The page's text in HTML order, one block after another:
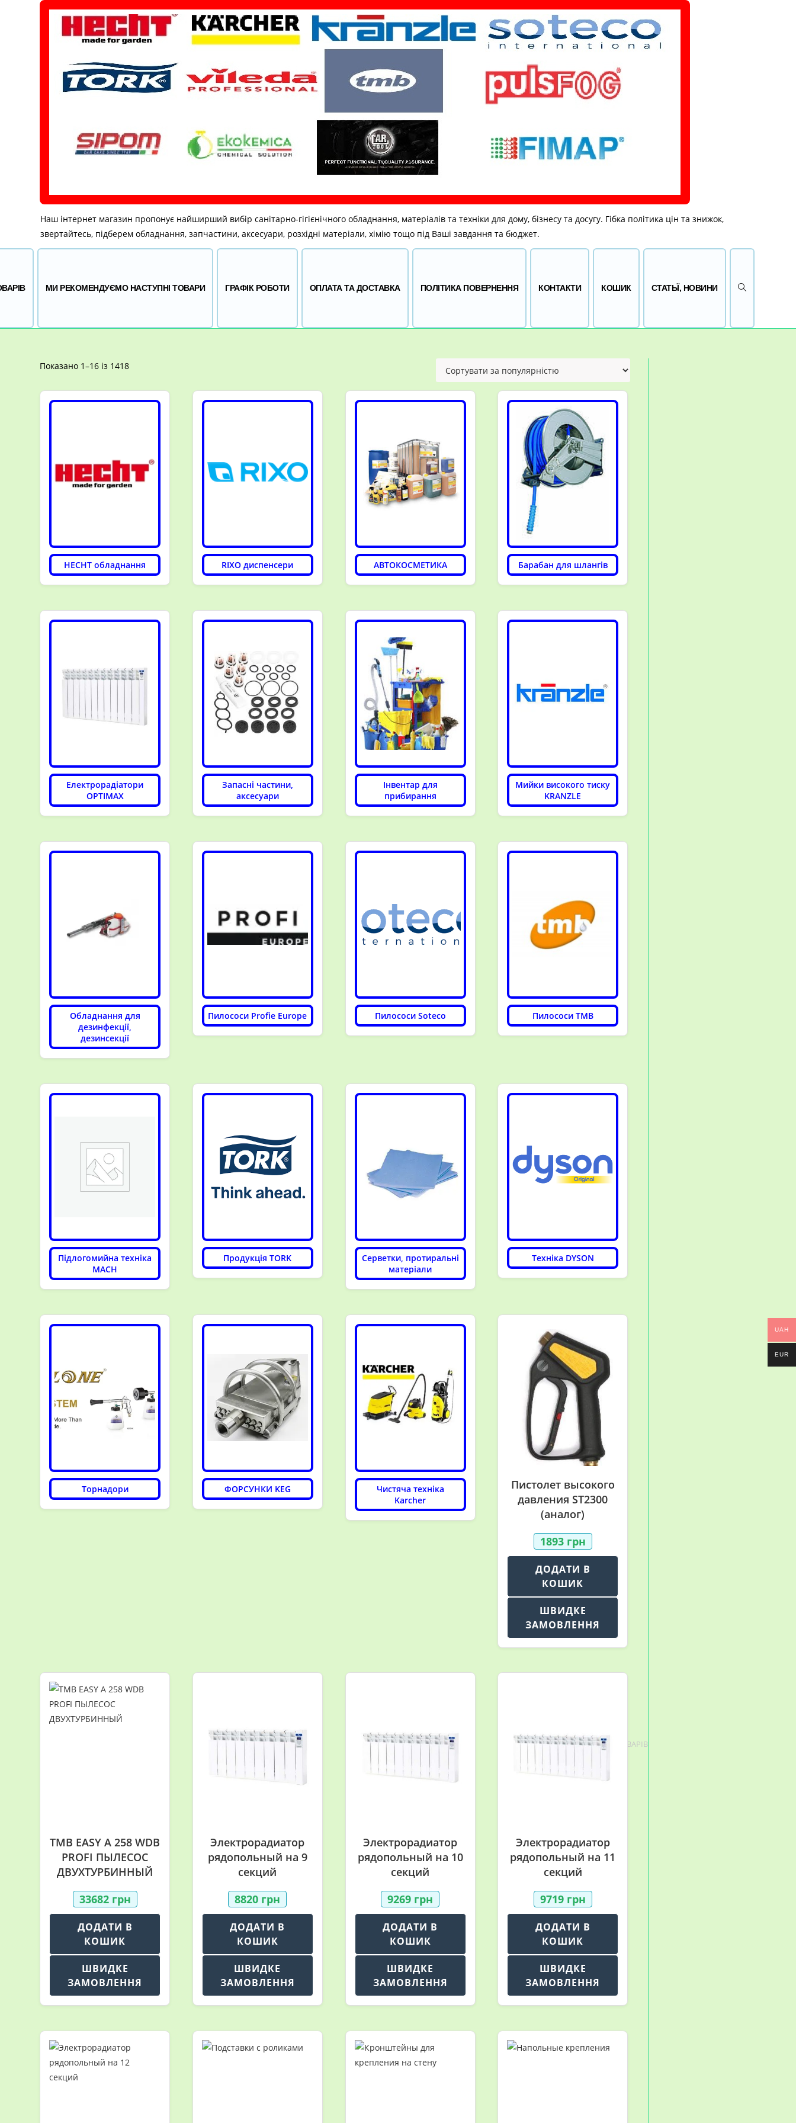
Наш інтернет магазин пропонує найширший вибір санітарно-гігієнічного обладнання, матеріалів та техніки для дому, бізнесу та досугу. Гібка політика цін та знижок,
звертайтесь, підберем обладнання, запчастини, аксесуари, розхідні матеріали, хімію тощо під Ваші завдання та бюджет.
МИ РЕКОМЕНДУЄМО НАСТУПНІ ТОВАРИ ГРАФІК РОБОТИ ОПЛАТА ТА ДОСТАВКА ПОЛІТИКА ПОВЕРНЕННЯ КОНТАКТИ КОШИК СТАТЬЇ, НОВИНИ ПЕРЕМКНУТИ
Головна > КАТАЛОГ ТОВАРІВ
Показано 1–16 із 1418Відсортовано
популярністю
HECHT обладнання RIXO диспенсери АВТОКОСМЕТИКА Барабан для шлангів
Електрорадіатори
OPTIMAX
Запасні частини,
аксесуари
Інвентар для
прибирання
Мийки високого тиску
KRANZLE
Обладнання для
дезинфекції,
дезинсекції
Пилососи Profie Europe Пилососи Soteco Пилососи TMB
Підлогомийна техніка
MACH
Продукція TORK
Серветки, протиральні
матеріали
Техніка DYSON
Торнадори ФОРСУНКИ KEG
Чистяча техніка
Karcher
Пистолет высокого
давления ST2300
(аналог)
1893 грн
ДОДАТИ В
КОШИК
ШВИДКЕ
ЗАМОВЛЕННЯ
TMB EASY A 258 WDB
PROFI ПЫЛЕСОС
ДВУХТУРБИННЫЙ
33682 грн
ДОДАТИ В
КОШИК
ШВИДКЕ
ЗАМОВЛЕННЯ
Электрорадиатор
рядопольный на 9
секций
8820 грн
ДОДАТИ В
КОШИК
ШВИДКЕ
ЗАМОВЛЕННЯ
Электрорадиатор
рядопольный на 10
секций
9269 грн
ДОДАТИ В
КОШИК
ШВИДКЕ
ЗАМОВЛЕННЯ
Электрорадиатор
рядопольный на 11
секций
9719 грн
ДОДАТИ В
КОШИК
ШВИДКЕ
ЗАМОВЛЕННЯ
UAH
EUR